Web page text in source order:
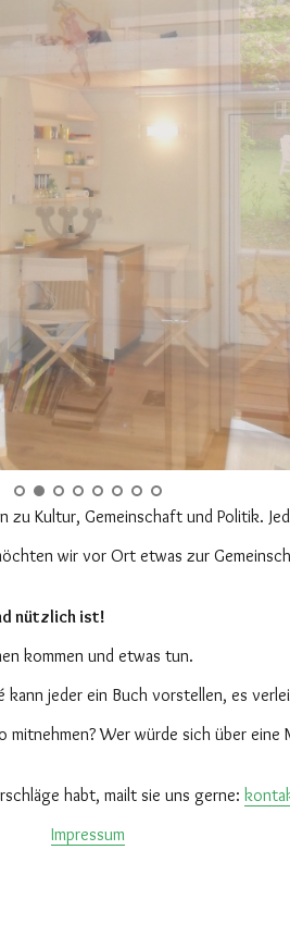
Kultur, Gemeinschaft und Politik.
wir vor Ort etwas zur
nützlich ist!
kommen und etwas tun.
kann jeder ein Buch vorstellen, es
mitnehmen? Wer würde sich über
habt, mailt sie uns gerne:
Impressum